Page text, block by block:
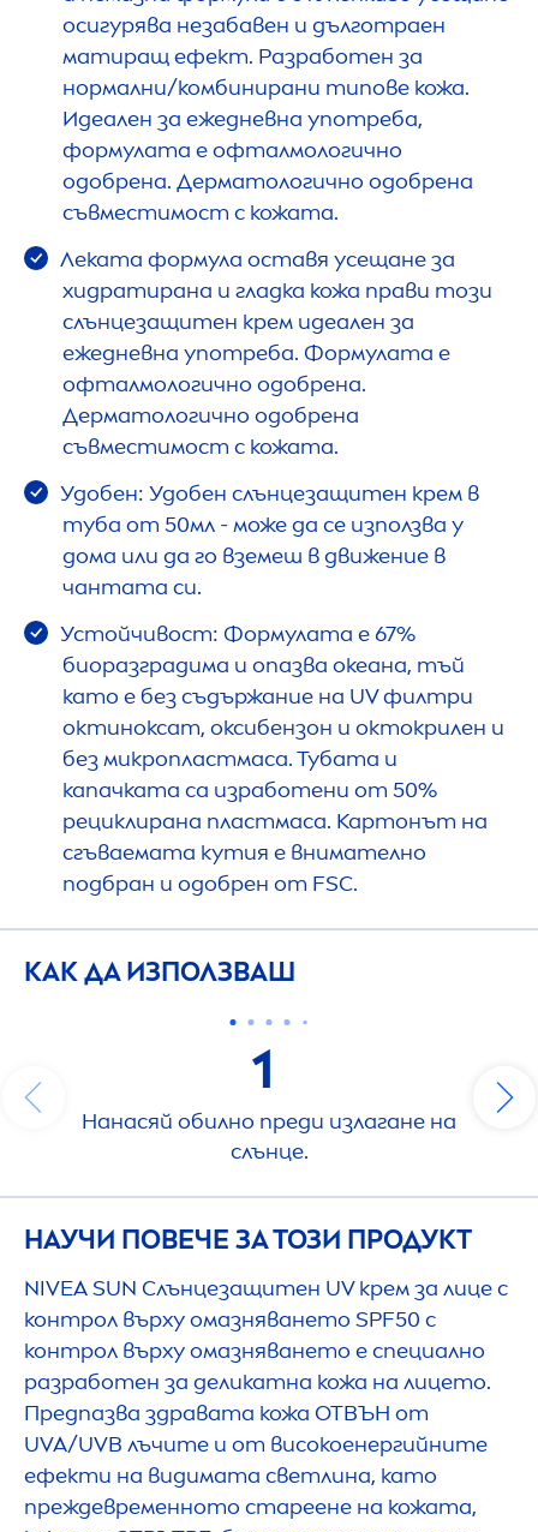
осигурява незабавен и дълготраен
матиращ ефект. Разработен за
нормални/комбинирани типове кожа.
Идеален за ежедневна употреба,
формулата е офталмологично
одобрена. Дерматологично одобрена
съвместимост с кожата.
Леката формула оставя усещане за
хидратирана и гладка кожа прави този
слънцезащитен крем идеален за
ежедневна употреба. Формулата е
офталмологично одобрена.
Дерматологично одобрена
съвместимост с кожата.
Удобен: Удобен слънцезащитен крем в
туба от 50мл - може да се използва у
дома или да го вземеш в движение в
чантата си.
Устойчивост: Формулата е 67%
биоразградима и опазва океана, тъй
като е без съдържание на UV филтри
октиноксат, оксибензон и октокрилен и
без микропластмаса. Тубата и
капачката са изработени от 50%
рециклирана пластмаса. Картонът на
сгъваемата кутия е внимателно
подбран и одобрен от FSC.
КАК ДА ИЗПОЛЗВАШ
1
Нанасяй обилно преди излагане на
слънце.
НАУЧИ ПОВЕЧЕ ЗА ТОЗИ ПРОДУКТ
NIVEASUN Слънцезащитен UV крем за лице с
контрол върху омазняването SPF50 с
контрол върху омазняването е специално
разработен за деликатна кожа на лицето.
Предпазва здравата кожа ОТВЪН от
UVA/UVB лъчите и от високоенергийните
ефекти на видимата светлина, като
преждевременното стареене на кожата,